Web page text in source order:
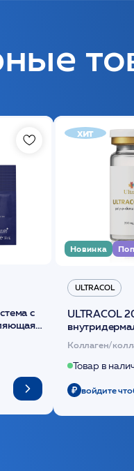
с
хит
Новинка
ULTRACOL
ULTRACOL
основе
Коллаген/
Товар в
войдите